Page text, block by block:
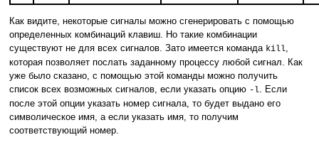
Как видите, некоторые сигналы можно сгенерировать с помощью
определенных комбинаций клавиш. Но такие комбинации
существуют не для всех сигналов. Зато имеется команда kill,
которая позволяет послать заданному процессу любой сигнал. Как
уже было сказано, с помощью этой команды можно получить
список всех возможных сигналов, если указать опцию - l. Если
после этой опции указать номер сигнала, то будет выдано его
символическое имя, а если указать имя, то получим
соответствующий номер.